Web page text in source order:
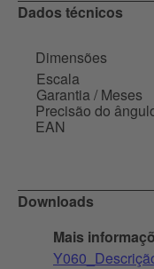
Dados técnicos
Dimensões
Escala
Garantia / Meses
Precisão do
EAN
Downloads
Mais